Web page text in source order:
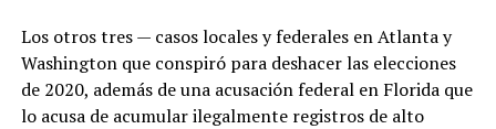
Los otros tres — casos locales y federales en Atlanta y
Washington que conspiró para deshacer las elecciones
de 2020, además de una acusación federal en Florida que
lo acusa de acumular ilegalmente registros de alto